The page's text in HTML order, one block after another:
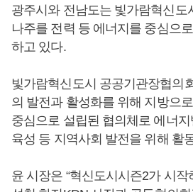
광주시와 전남도는 빛가람혁신도
나주를 전력 등 에너지를 중심으
하고 있다.
빛가람혁신도시 공공기관장협의
의 발전과 활성화를 위해 지방으
중심으로 설립된 협의체로 에너지
육성 등 지역사회 발전을 위해 활
윤 시장은 “혁신도시시즌2가 시